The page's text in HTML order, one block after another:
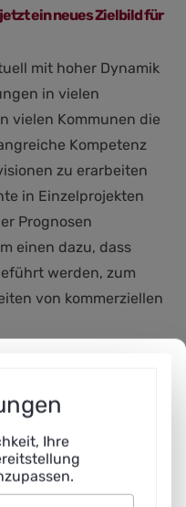
ein neues Zielbild für
mit hoher Dynamik
in vielen
vielen Kommunen die
Kompetenz
zu erarbeiten
in Einzelprojekten
Prognosen
einen dazu, dass
werden, zum
von kommerziellen
Entscheidungen
Investitionen,
strukturierten Rahmen
Ihre